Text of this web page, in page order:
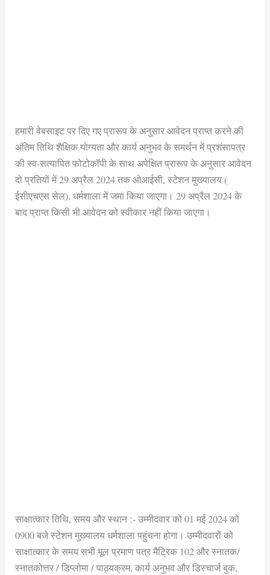
हमारी वेबसाइट पर दिए गए प्रारूप के अनुसार आवेदन प्राप्त करने की
अंतिम तिथि शैक्षिक योग्यता और कार्य अनुभव के समर्थन में प्रशंसापत्र
की स्व-सत्यापित फोटोकॉपी के साथ अपेक्षित प्रारूप के अनुसार आवेदन
दो प्रतियों में 29 अप्रैल 2024 तक ओआईसी, स्टेशन मुख्यालय (
ईसीएचएस सेल), धर्मशाला में जमा किया जाएगा। 29 अप्रैल 2024 के
बाद प्राप्त किसी भी आवेदन को स्वीकार नहीं किया जाएगा।
साक्षात्कार तिथि, समय और स्थान :- उम्मीदवार को 01 मई 2024 को
0900 बजे स्टेशन मुख्यालय धर्मशाला पहुंचना होगा। उम्मीदवारों को
साक्षात्कार के समय सभी मूल प्रमाण पत्र मैट्रिक 102 और स्नातक/
स्नातकोत्तर / डिप्लोमा / पाठ्यक्रम, कार्य अनुभव और डिस्चार्ज बुक,